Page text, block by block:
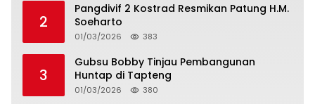
2
Pangdivif 2 Kostrad Resmikan Patung H.M.
Soeharto
01/03/2026 383
3
Gubsu Bobby Tinjau Pembangunan
Huntap di Tapteng
01/03/2026 380